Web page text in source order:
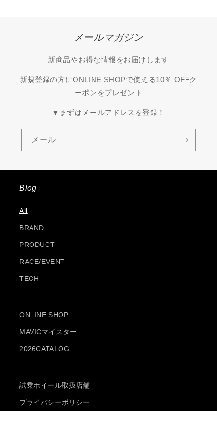
メールマガジン
新商品やお得な情報をお届けします
新規登録の方にONLINE SHOPで使える10％ OFFク
ーポンをプレゼント
▼まずはメールアドレスを登録！
メール
Blog
All
BRAND
PRODUCT
RACE/EVENT
TECH
ONLINE SHOP
MAVICマイスター
2026CATALOG
試乗ホイール取扱店舗
プライバシーポリシー